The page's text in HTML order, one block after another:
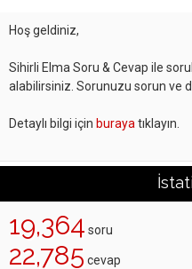
Hoş geldiniz,
Sihirli Elma Soru & Cevap ile
alabilirsiniz. Sorunuzu sorun ve
Detaylı bilgi için buraya tıklayın.
19,364 soru
22,785 cevap